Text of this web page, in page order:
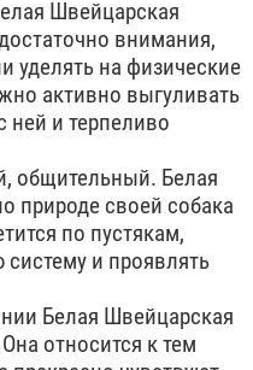
Швейцарская
внимания,
уделять на физические
активно выгуливать
ней и терпеливо
общительный. Белая
природе своей собака
по пустякам,
и проявлять
Белая Швейцарская
относится к тем